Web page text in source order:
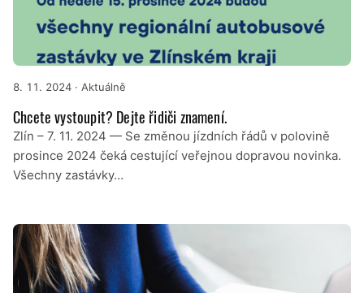
8. 11. 2024 · Aktuálně
Chcete vystoupit? Dejte řidiči znamení.
Zlín – 7. 11. 2024 — Se změnou jízdních řádů v polovině
prosince 2024 čeká cestující veřejnou dopravou novinka.
Všechny zastávky…